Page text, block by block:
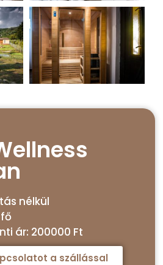
nélkül
ár: 200000 Ft
a szállással